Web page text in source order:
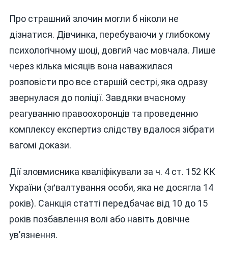
Про страшний злочин могли б ніколи не
дізнатися. Дівчинка, перебуваючи у глибокому
психологічному шоці, довгий час мовчала. Лише
через кілька місяців вона наважилася
розповісти про все старшій сестрі, яка одразу
звернулася до поліції. Завдяки вчасному
реагуванню правоохоронців та проведенню
комплексу експертиз слідству вдалося зібрати
вагомі докази.
Дії зловмисника кваліфікували за ч. 4 ст. 152 КК
України (зґвалтування особи, яка не досягла 14
років). Санкція статті передбачає від 10 до 15
років позбавлення волі або навіть довічне
ув’язнення.